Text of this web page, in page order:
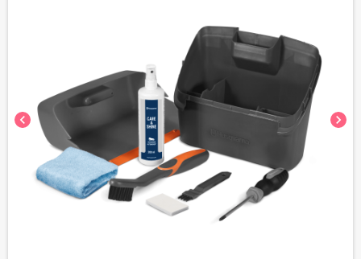
chevron_left chevron_right